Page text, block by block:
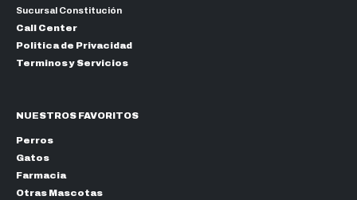
Sucursal Constitución
Call Center
Politica de Privacidad
Terminos y Servicios
NUESTROS FAVORITOS
Perros
Gatos
Farmacia
Otras Mascotas